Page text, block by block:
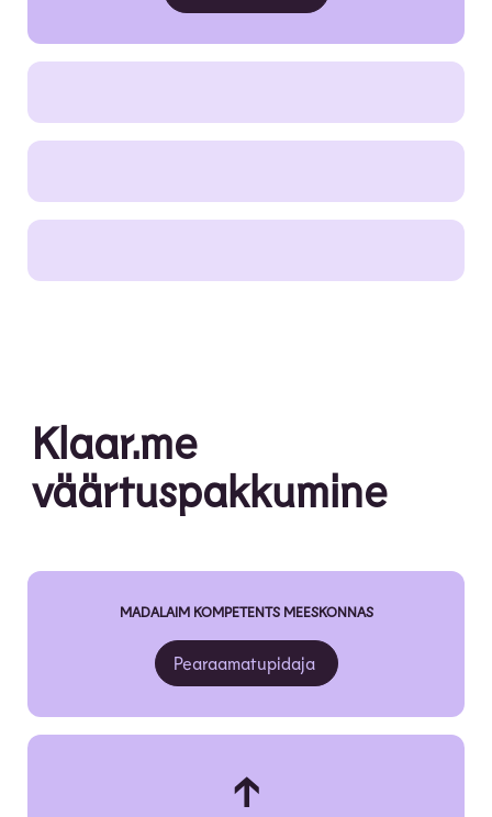
Klaar.me
väärtuspakkumine
MADALAIM KOMPETENTS MEESKONNAS
Pearaamatupidaja
↑